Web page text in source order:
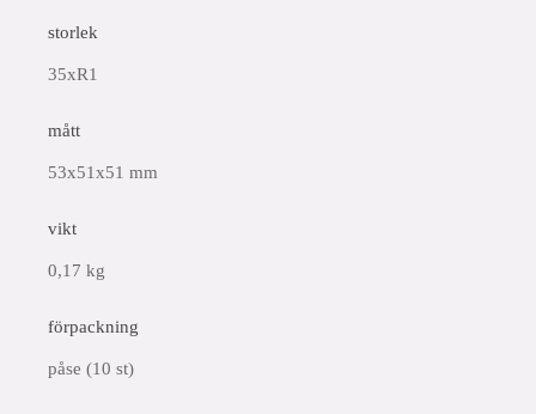
storlek
35xR1
mått
53x51x51 mm
vikt
0,17 kg
förpackning
påse (10 st)